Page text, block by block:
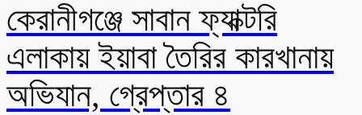
কেরানীগঞ্জে সাবান ফ্যাক্টরি
এলাকায় ইয়াবা তৈরির কারখানায়
অভিযান, গ্রেপ্তার ৪